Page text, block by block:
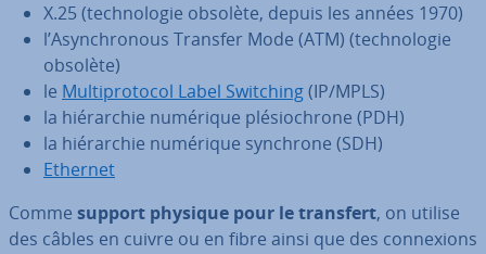
X.25 (tech­no­lo­gie obsolète, depuis les années 1970)
l’Asyn­chro­nous Transfer Mode (ATM) (tech­no­lo­gie
obsolète)
le Mul­ti­pro­to­col Label Switching(IP/MPLS)
la hié­rar­chie numérique plé­sio­chrone (PDH)
la hié­rar­chie numérique synchrone (SDH)
Ethernet
Comme support physique pour le transfert, on utilise
des câbles en cuivre ou en fibre ainsi que des con­nexions